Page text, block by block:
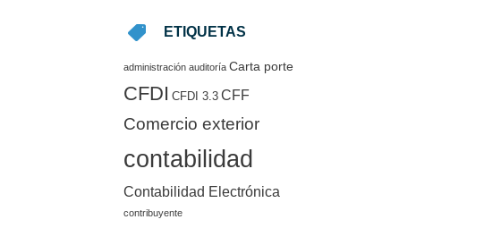
ETIQUETAS
administración auditoría Carta porte
CFDI CFDI 3.3 CFF
Comercio exterior
contabilidad
Contabilidad Electrónica
contribuyente